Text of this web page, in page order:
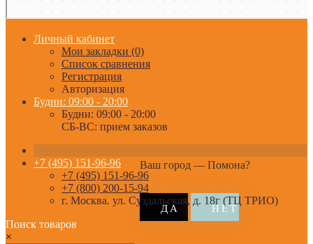
Личный кабинет
Мои закладки (0)
Список сравнения
Регистрация
Авторизация
Будни: 09:00 - 20:00
Будни: 09:00 - 20:00
СБ-ВС: прием заказов
Ваш город — Помона?
+7 (495) 151-96-96
+7 (495) 151-96-96
+7 (800) 200-15-94
г. Москва. ул. Суздальская, д. 18г (ТЦ ТРИО)
Поиск товаров
×